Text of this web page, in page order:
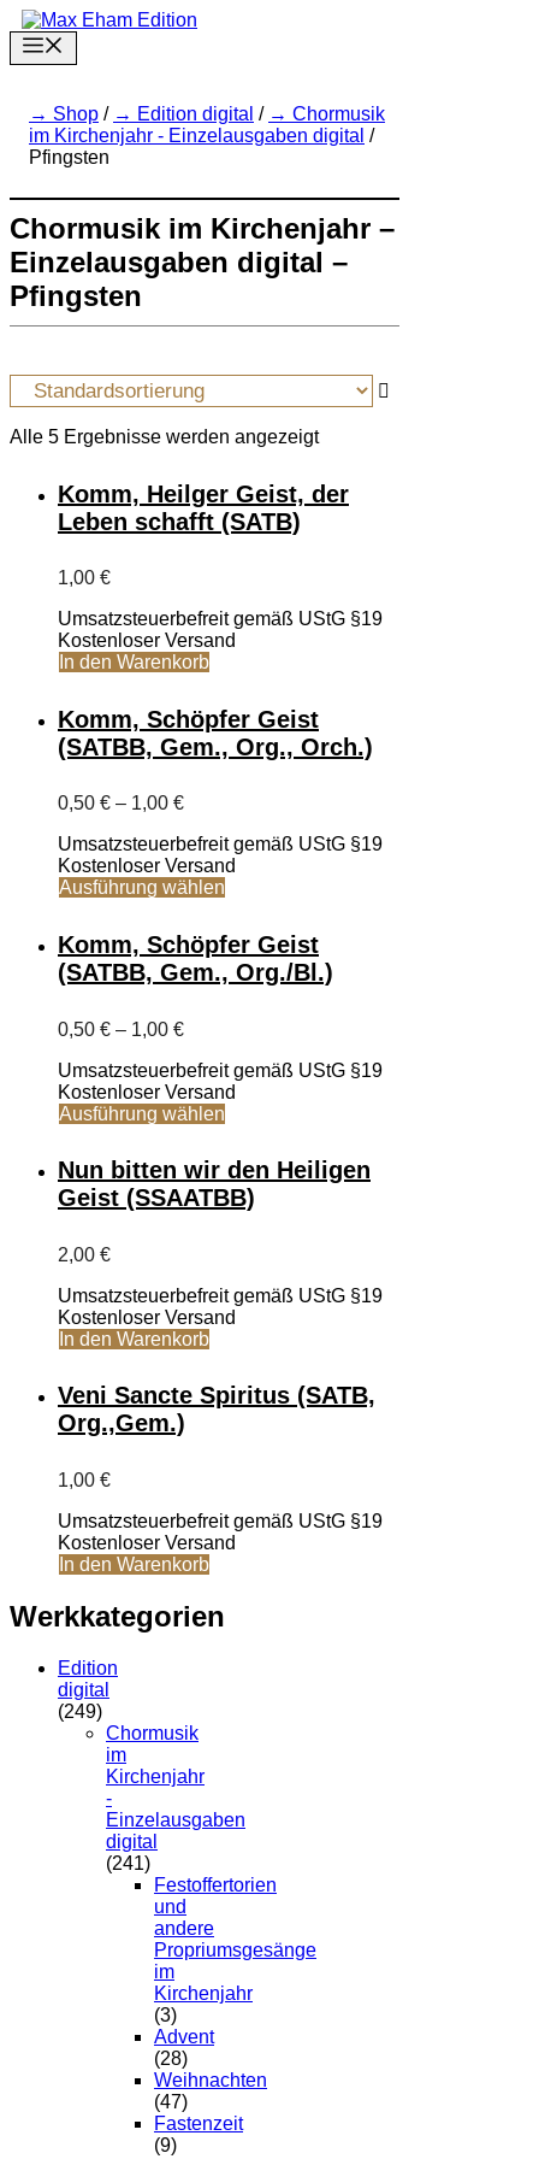
Zum
Inhalt
springen
Shop / Edition digital /
Chormusik
im Kirchenjahr - Einzelausgaben digital /
Pfingsten
Chormusik im Kirchenjahr –
Einzelausgaben digital –
Pfingsten
Alle 5 Ergebnisse werden angezeigt
Komm, Heilger Geist, der
Leben schafft (SATB)
1,00 €
Umsatzsteuerbefreit gemäß UStG §19
Kostenloser Versand
In den Warenkorb
Komm, Schöpfer Geist
(SATBB, Gem., Org., Orch.)
0,50 € – 1,00 €Preisspanne:
bis
1,00 €
Umsatzsteuerbefreit gemäß UStG §19
Kostenloser Versand
Ausführung wählen
mehrere
Varianten
können
auf
der
werden
Komm, Schöpfer Geist
(SATBB, Gem., Org./Bl.)
0,50 € – 1,00 €Preisspanne:
bis
1,00 €
Umsatzsteuerbefreit gemäß UStG §19
Kostenloser Versand
Ausführung wählen
weist
mehrere
Varianten
können
auf
der
werden
Nun bitten wir den Heiligen
Geist (SSAATBB)
2,00 €
Umsatzsteuerbefreit gemäß UStG §19
Kostenloser Versand
In den Warenkorb
Veni Sancte Spiritus (SATB,
Org.,Gem.)
1,00 €
Umsatzsteuerbefreit gemäß UStG §19
Kostenloser Versand
In den Warenkorb
Werkkategorien
Edition
digital
(249)
Chormusik
im
Kirchenjahr
-
Einzelausgaben
digital
(241)
Festoffertorien
und
andere
Propriumsgesänge
im
Kirchenjahr
(3)
Advent
(28)
Weihnachten
(47)
Fastenzeit
(9)